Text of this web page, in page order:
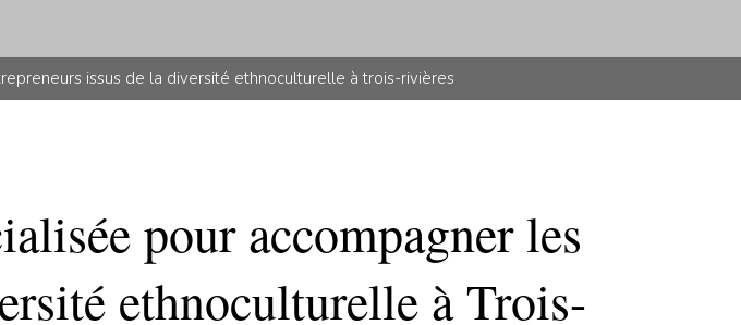
issus de la diversité ethnoculturelle à trois-rivières
pour accompagner les
ethnoculturelle à Trois-